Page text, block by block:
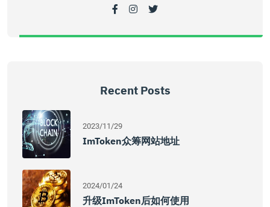
Recent Posts
2023/11/29
ImToken众筹网站地址
2024/01/24
升级imToken后如何使用